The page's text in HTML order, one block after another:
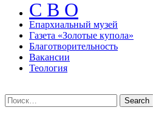
С В О
Епархиальный музeй
Газета «Золотые купола»
Благотворительность
Вакансии
Теология